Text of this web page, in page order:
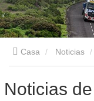
Casa Noticias
Noticias